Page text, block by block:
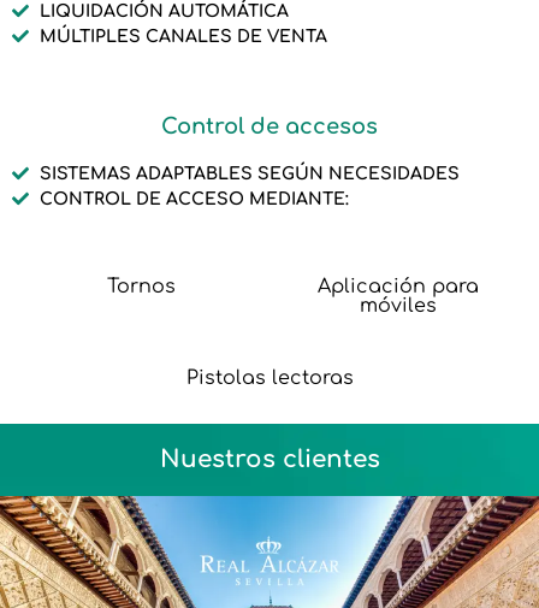
LIQUIDACIÓN AUTOMÁTICA
MÚLTIPLES CANALES DE VENTA
Control de accesos
SISTEMAS ADAPTABLES SEGÚN NECESIDADES
CONTROL DE ACCESO MEDIANTE:
Tornos
Aplicación para
móviles
Pistolas lectoras
Nuestros clientes